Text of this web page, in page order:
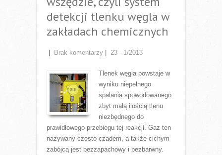
detekcji tlenku węgla w
zakładach chemicznych
Brak komentarzy 23 - 1/2013
Tlenek węgla powstaje w
wyniku niepełnego
spalania spowodowanego
zbyt małą ilością tlenu
niezbędnego do
prawidłowego przebiegu tej reakcji. Gaz ten
nazywany często czadem, a także cichym
zabójcą jest bezzapachowy i bezbarwny.